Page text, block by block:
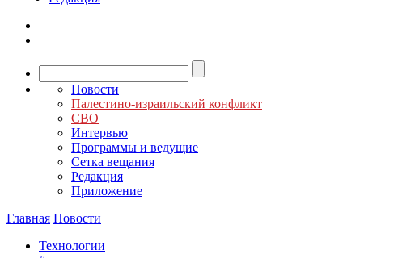
Новости
Палестино-израильский конфликт
СВО
Интервью
Программы и ведущие
Сетка вещания
Редакция
Приложение
Главная Новости
Технологии